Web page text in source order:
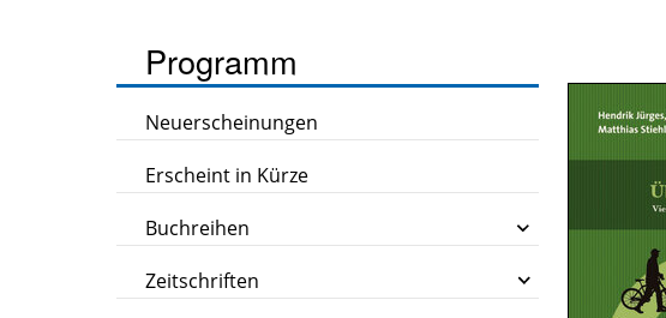
Programm
Neuerscheinungen
Erscheint in Kürze
Buchreihen
Zeitschriften